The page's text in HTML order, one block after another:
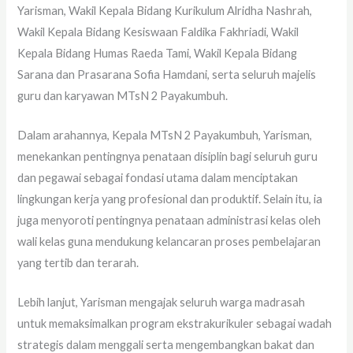
Yarisman, Wakil Kepala Bidang Kurikulum Alridha Nashrah,
Wakil Kepala Bidang Kesiswaan Faldika Fakhriadi, Wakil
Kepala Bidang Humas Raeda Tami, Wakil Kepala Bidang
Sarana dan Prasarana Sofia Hamdani, serta seluruh majelis
guru dan karyawan MTsN 2 Payakumbuh.
Dalam arahannya, Kepala MTsN 2 Payakumbuh, Yarisman,
menekankan pentingnya penataan disiplin bagi seluruh guru
dan pegawai sebagai fondasi utama dalam menciptakan
lingkungan kerja yang profesional dan produktif. Selain itu, ia
juga menyoroti pentingnya penataan administrasi kelas oleh
wali kelas guna mendukung kelancaran proses pembelajaran
yang tertib dan terarah.
Lebih lanjut, Yarisman mengajak seluruh warga madrasah
untuk memaksimalkan program ekstrakurikuler sebagai wadah
strategis dalam menggali serta mengembangkan bakat dan